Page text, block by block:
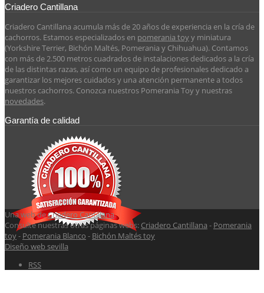
Criadero Cantillana
Criadero Cantillana acumula más de 20 años de experiencia en la cría de
cachorros. Estamos especializados en pomerania toyy miniatura
(Yorkshire Terrier, Bichón Maltés, Pomerania y Chihuahua). Contamos
con más de 2.500 metros cuadrados de instalaciones dedicados a la cría
de las distintas razas, así como un equipo de profesionales dedicado a
garantizar los mejores cuidados y una atención permanente a todos
nuestros cachorros. Conozca nuestros Pomerania Toy y nuestras
novedades.
Garantía de calidad
Una web deCriadero Cantillana.
Consulte nuestras otras páginas webs: Criadero Cantillana - Pomerania
toy- Pomerania Blanco - Bichón Maltés toy
Diseño web sevilla
RSS